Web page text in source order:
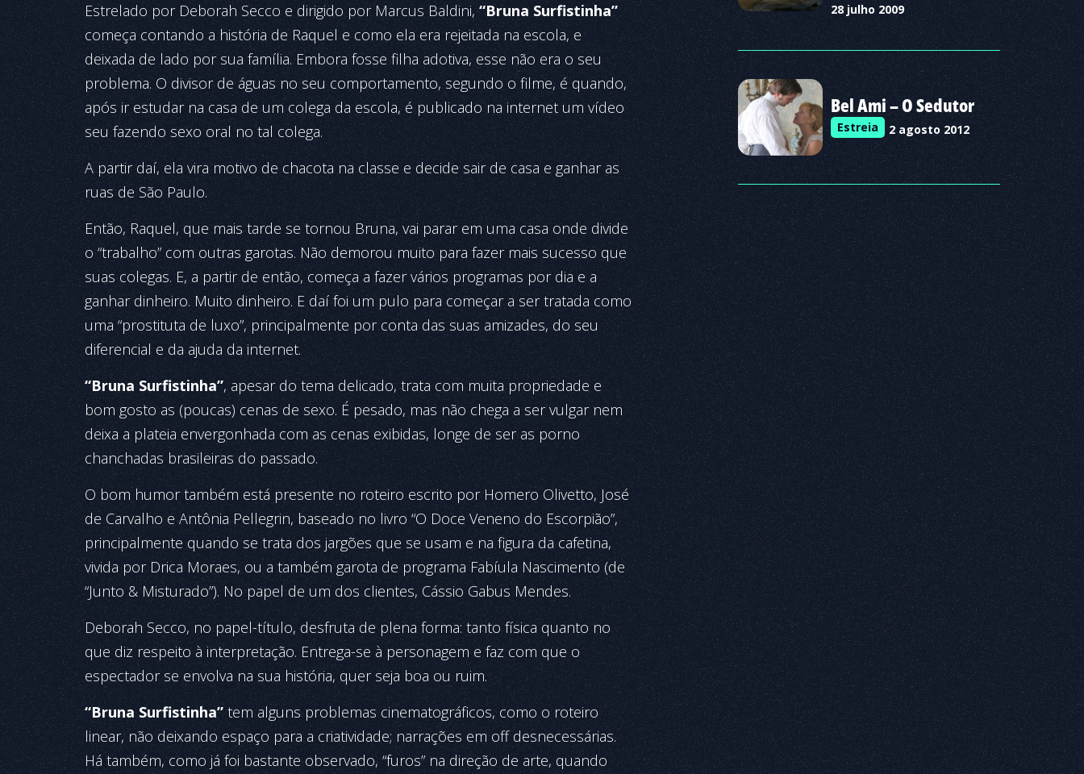
Estrelado por Deborah Secco e dirigido por Marcus Baldini,“Bruna Surfistinha”
começa contando a história de Raquel e como ela era rejeitada na escola, e
deixada de lado por sua família. Embora fosse filha adotiva, esse não era o seu
problema. O divisor de águas no seu comportamento, segundo o filme, é quando,
após ir estudar na casa de um colega da escola, é publicado na internet um vídeo
seu fazendo sexo oral no tal colega.
A partir daí, ela vira motivo de chacota na classe e decide sair de casa e ganhar as
ruas de São Paulo.
Então, Raquel, que mais tarde se tornou Bruna, vai parar em uma casa onde divide
o “trabalho” com outras garotas. Não demorou muito para fazer mais sucesso que
suas colegas. E, a partir de então, começa a fazer vários programas por dia e a
ganhar dinheiro. Muito dinheiro. E daí foi um pulo para começar a ser tratada como
uma “prostituta de luxo”, principalmente por conta das suas amizades, do seu
diferencial e da ajuda da internet.
“Bruna Surfistinha”, apesar do tema delicado, trata com muita propriedade e
bom gosto as (poucas) cenas de sexo. É pesado, mas não chega a ser vulgar nem
deixa a plateia envergonhada com as cenas exibidas, longe de ser as porno
chanchadas brasileiras do passado.
O bom humor também está presente no roteiro escrito por Homero Olivetto, José
de Carvalho e Antônia Pellegrin, baseado no livro “O Doce Veneno do Escorpião”,
principalmente quando se trata dos jargões que se usam e na figura da cafetina,
vivida por Drica Moraes, ou a também garota de programa Fabíula Nascimento (de
“Junto & Misturado”). No papel de um dos clientes, Cássio Gabus Mendes.
Deborah Secco, no papel-título, desfruta de plena forma: tanto física quanto no
que diz respeito à interpretação. Entrega-se à personagem e faz com que o
espectador se envolva na sua história, quer seja boa ou ruim.
“Bruna Surfistinha”tem alguns problemas cinematográficos, como o roteiro
linear, não deixando espaço para a criatividade; narrações em off desnecessárias.
Há também, como já foi bastante observado, “furos” na direção de arte, quando
28 julho 2009
Bel Ami – O Sedutor
Estreia 2 agosto 2012